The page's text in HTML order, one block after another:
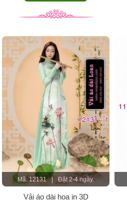
Mã: 12131 Đặt 2-4 ngày.
Vải áo dài hoa in 3D